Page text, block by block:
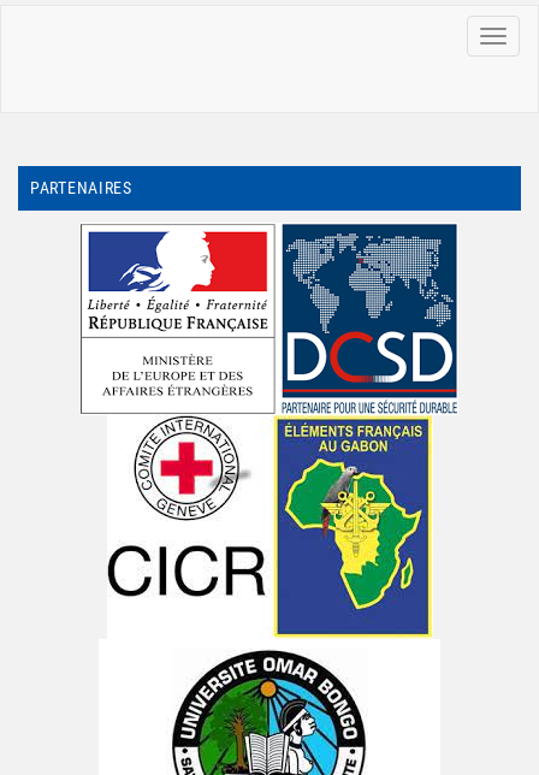
MENU
PARTENAIRES